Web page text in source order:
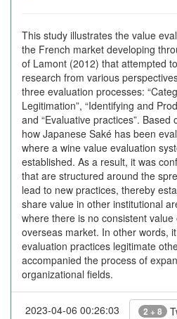
This study illustrates the value
the French market developing
of Lamont (2012) that attempted
research from various
three evaluation processes:
Legitimation”, “Identifying and
and “Evaluative practices”.
how Japanese Saké has been
where a wine value evaluation
established. As a result, it was
that are structured around the
lead to new practices, thereby
share value in other institutional
where there is no consistent
overseas market. In other words,
evaluation practices legitimate
accompanied the process of
organizational fields.
2023-04-06 00:26:03 2 + 8